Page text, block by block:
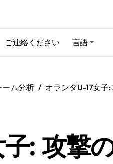
2024におけるゴールキーパ
2024のトッププレーメーカ
ご連絡ください 言語
ーム分析 オランダU-17女
: 攻撃